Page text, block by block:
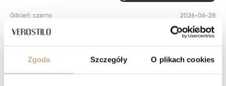
Zgoda Szczegóły O plikach cookies
Odcień: czarny 2026-06-28
Torebka wspaniała, w pełni spelnia moje oczekiwania. Szukałam
torebki, która zmieści mój laptop i będzie miała wewnątrz przegrodę
w bardzo dobrym gatunku - mięsista i jednocześnie bardzo miękka
:) Kolejną moją torebkę na pewno też tu kupię. Szczerze polecam!